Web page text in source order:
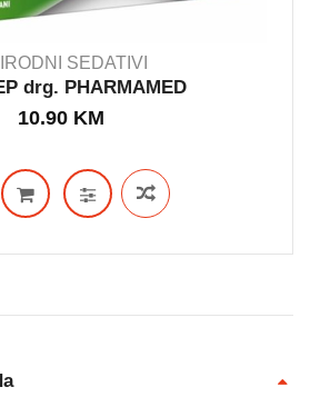
OUT STOCK
SEDATIVI
drg. PHARMAMED
10.90 KM